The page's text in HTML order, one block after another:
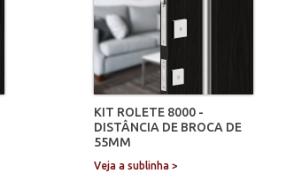
KIT ROLETE 8000 -
DISTÂNCIA DE BROCA DE
55MM
Veja a sublinha >